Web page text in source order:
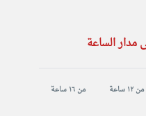
مدار الساعة
من ١٢ ساعة من ١٦ ساعة